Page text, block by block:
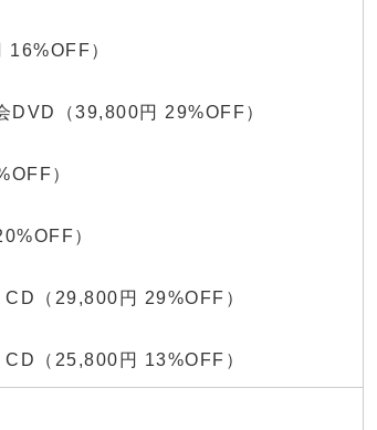
）
DVD（39,800円 29%OFF）
）
）
（29,800円 29%OFF）
（25,800円 13%OFF）